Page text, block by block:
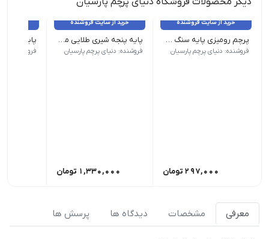
خرید از سایت فروشنده
پرچم رومیزی پایه سنگ ساتن براق دور لیزر ملل
فروشنده: دنیای پرچم پارسیان
297,000 تومان
خرید از سایت فروشنده
پایه پنجه شیری طلایی ممتاز
*میله قابل تنظیم ارتفاع تا 240 س.م | قطر پایه : 30 س.م | تعداد : زیر 5 عدد
فروشنده: دنیای پرچم پارسیان
1,330,000 تومان
پایه
*میله قابل تنظیم
فروشنده:
معرفی مشخصات دیدگاه ها پرسش ها